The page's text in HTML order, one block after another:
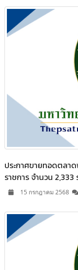
ประกาศขายทอดตลา
ราชการ จำนวน 2,333
15 กรกฎาคม 2568